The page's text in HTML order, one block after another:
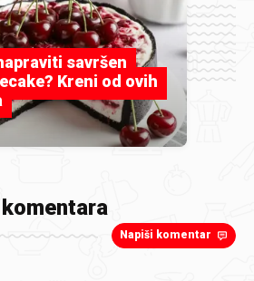
savršen
Kreni od ovih
Napiši komentar